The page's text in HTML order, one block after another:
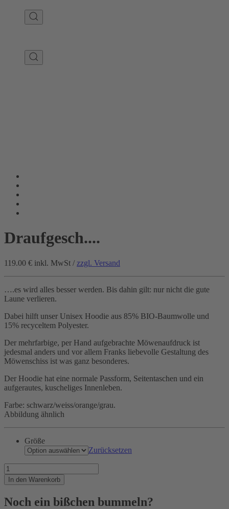
Draufgesch....
119.00 € inkl. MwSt / zzgl. Versand
….es wird alles besser werden. Bis dahin gilt: nur nicht die gute
Laune verlieren.
Dabei hilft unser Unisex Hoodie aus 85% BIO-Baumwolle und
15% recyceltem Polyester.
Der mehrfarbige, per Hand aufgebrachte Möwenaufdruck ist
jedesmal anders und vor allem Franks liebevolle Gestaltung des
Möwenschiss ist was ganz besonderes.
Der Hoodie hat eine normale Passform, Seitentaschen und ein
aufgerautes, kuscheliges Innenleben.
Farbe: schwarz/weiss/orange/grau.
Abbildung ähnlich
Größe
Zurücksetzen
Draufgesch....
Menge
In den Warenkorb
Noch ein bißchen bummeln?